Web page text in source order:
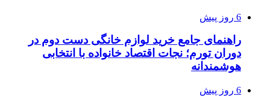
6 روز پیش
راهنمای جامع خرید لوازم خانگی دست دوم در
دوران تورم؛ نجات اقتصاد خانواده با انتخابی
هوشمندانه
6 روز پیش